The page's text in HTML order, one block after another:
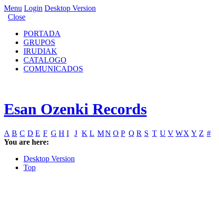
Menu Login Desktop Version
Close
PORTADA
GRUPOS
IRUDIAK
CATALOGO
COMUNICADOS
Esan Ozenki Records
A B C D E F G H I J K L MN O P Q R S T U V WX Y Z #
You are here:
Desktop Version
Top